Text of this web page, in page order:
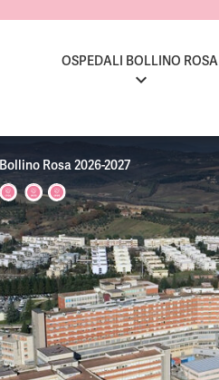
OSPEDALI BOLLINO ROSA
Bollino Rosa 2026-2027